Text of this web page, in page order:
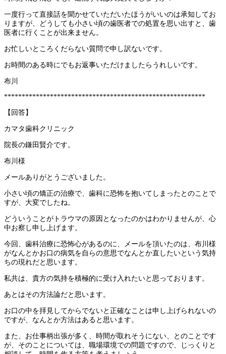
一度行って直接話を聞かせていただいたほうがいいのは承知してお
りますが、どうしても小さい頃の歯医者での処置を思い出すと、歯
医者に行くことが出来ません。
お忙しいところくだらない質問で申し訳ないです。
お時間のある時にでもお返事いただけましたらうれしいです。
布川
*********************************************************
【回答】
カマタ歯科クリニック
院長の鎌田賢介です。
布川様
メールありがとうございました。
小さい頃の矯正の治療で、歯科に恐怖を抱いてしまったとのことで
すが、大変でしたね。
どういうことがトラウマの原因となったのかはわかりませんが、心
中お察し申し上げます。
今回、歯科治療に恐怖心があるのに、メールを頂いたのは、布川様
がなんとかお口の病気を自らの意思でなんとか直したいという気持
ちの現れだと思います。
私共は、貴方の気持を積極的に受け入れたいと思っております。
あとはその方法論だと思います。
お口の中を拝見してからでないと正確なことは申し上げられないの
ですが、なんとか方法はあると思います。
また、お仕事柄出張が多く、時間が取れそうにない、とのことです
が、そのことについては、職場環境での問題ですので、じっくりと